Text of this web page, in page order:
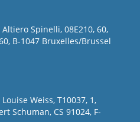
Spinelli, 08E210, 60,
B-1047 Bruxelles/Brussel
Weiss, T10037, 1,
Schuman, CS 91024, F-